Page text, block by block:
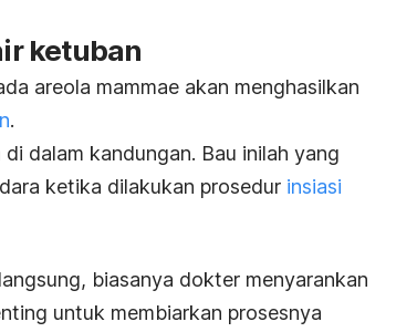
ketuban
areola mammae akan menghasilkan
.
dalam kandungan. Bau inilah yang
ketika dilakukan prosedur insiasi
biasanya dokter menyarankan
untuk membiarkan prosesnya